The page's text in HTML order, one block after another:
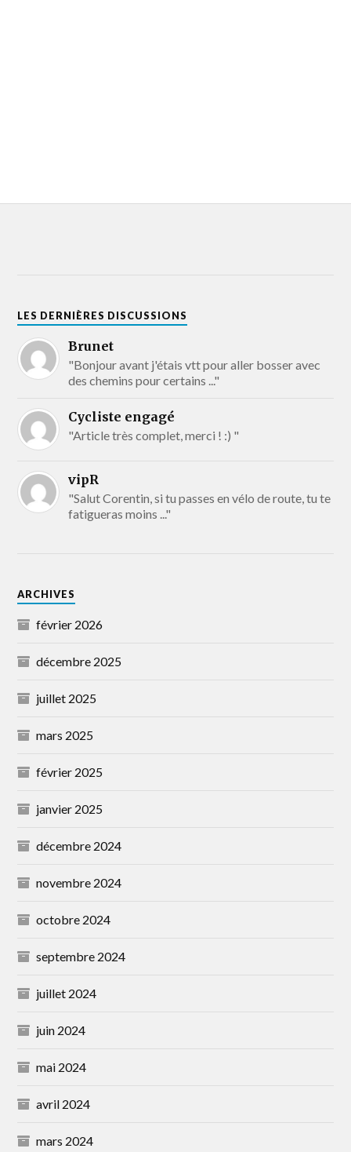
LES DERNIÈRES DISCUSSIONS
Brunet
"Bonjour avant j'étais vtt pour aller bosser avec
des chemins pour certains ..."
Cycliste engagé
"Article très complet, merci ! :) "
vipR
"Salut Corentin, si tu passes en vélo de route, tu te
fatigueras moins ..."
ARCHIVES
février 2026
décembre 2025
juillet 2025
mars 2025
février 2025
janvier 2025
décembre 2024
novembre 2024
octobre 2024
septembre 2024
juillet 2024
juin 2024
mai 2024
avril 2024
mars 2024